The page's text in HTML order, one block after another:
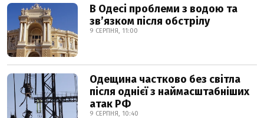
В Одесі проблеми з водою та
звʼязком після обстрілу
9 СЕРПНЯ, 11:00
Одещина частково без світла
після однієї з наймасштабніших
атак РФ
9 СЕРПНЯ, 10:40